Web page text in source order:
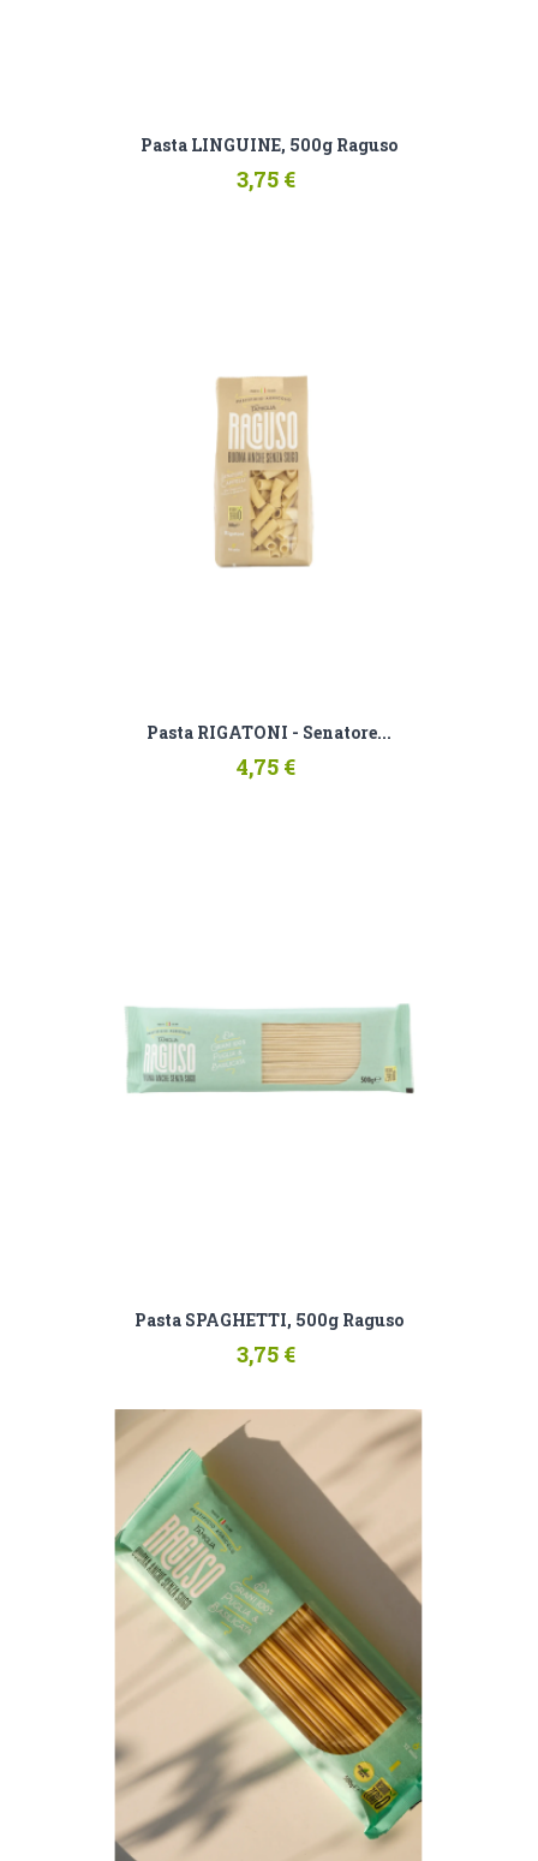
Pasta LINGUINE, 500g Raguso
3,75 €
Pasta RIGATONI - Senatore...
4,75 €
Pasta SPAGHETTI, 500g Raguso
3,75 €